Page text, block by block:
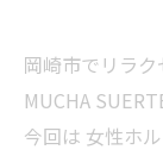
岡崎市でリラク
MUCHA
今回は 女性ホ